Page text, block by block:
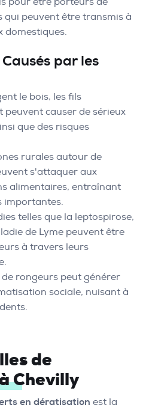
qui peuvent être transmis à
domestiques.
par les
le bois, les fils
peuvent causer de sérieux
que des risques
rurales autour de
s'attaquer aux
alimentaires, entraînant
importantes.
telles que la leptospirose,
de Lyme peuvent être
à travers leurs
de rongeurs peut générer
sociale, nuisant à
de
Chevilly
en dératisation est la